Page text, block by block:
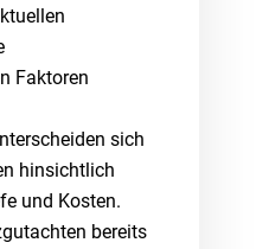
Faktoren
sich
hinsichtlich
und Kosten.
bereits